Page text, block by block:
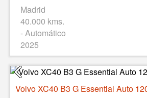
Madrid
40.000 kms.
- Automático
2025
Volvo XC40 B3 G Essential Auto